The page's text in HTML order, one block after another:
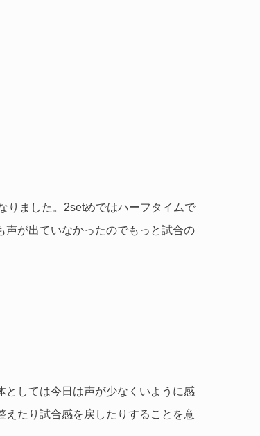
りました。2setめではハーフタイムで
声が出ていなかったのでもっと試合の
しては今日は声が少なくいように感
えたり試合感を戻したりすることを意